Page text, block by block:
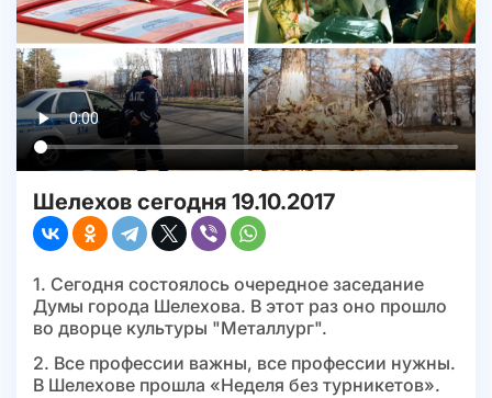
Шелехов сегодня 19.10.2017
1. Сегодня состоялось очередное заседание
Думы города Шелехова. В этот раз оно прошло
во дворце культуры "Металлург".
2. Все профессии важны, все профессии нужны.
В Шелехове прошла «Неделя без турникетов».